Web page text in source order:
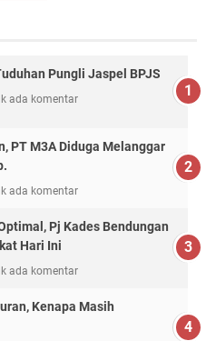
Pungli Jaspel BPJS
ada komentar
PT M3A Diduga Melanggar
ada komentar
Pj Kades Bendungan
Hari Ini
ada komentar
Kenapa Masih